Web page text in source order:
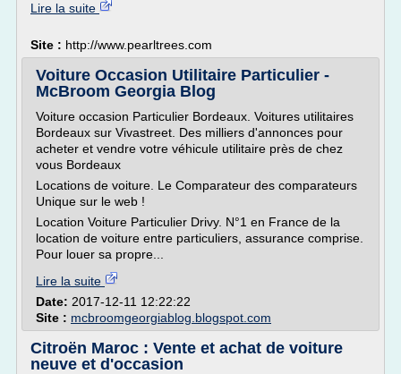
Lire la suite
Site : http://www.pearltrees.com
Voiture Occasion Utilitaire Particulier -
McBroom Georgia Blog
Voiture occasion Particulier Bordeaux. Voitures utilitaires
Bordeaux sur Vivastreet. Des milliers d'annonces pour
acheter et vendre votre véhicule utilitaire près de chez
vous Bordeaux
Locations de voiture. Le Comparateur des comparateurs
Unique sur le web !
Location Voiture Particulier Drivy. N°1 en France de la
location de voiture entre particuliers, assurance comprise.
Pour louer sa propre...
Lire la suite
Date: 2017-12-11 12:22:22
Site : mcbroomgeorgiablog.blogspot.com
Citroën Maroc : Vente et achat de voiture
neuve et d'occasion